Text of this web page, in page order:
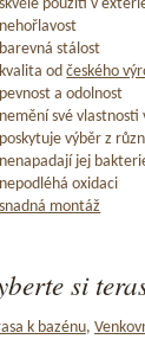
skvělé použití v
nehořlavost
barevná stálost
kvalita odčeského
pevnost a odolnost
nemění své
poskytuje výběr z
nenapadají jej
nepodléhá oxidaci
snadná montáž
si
k bazénu,